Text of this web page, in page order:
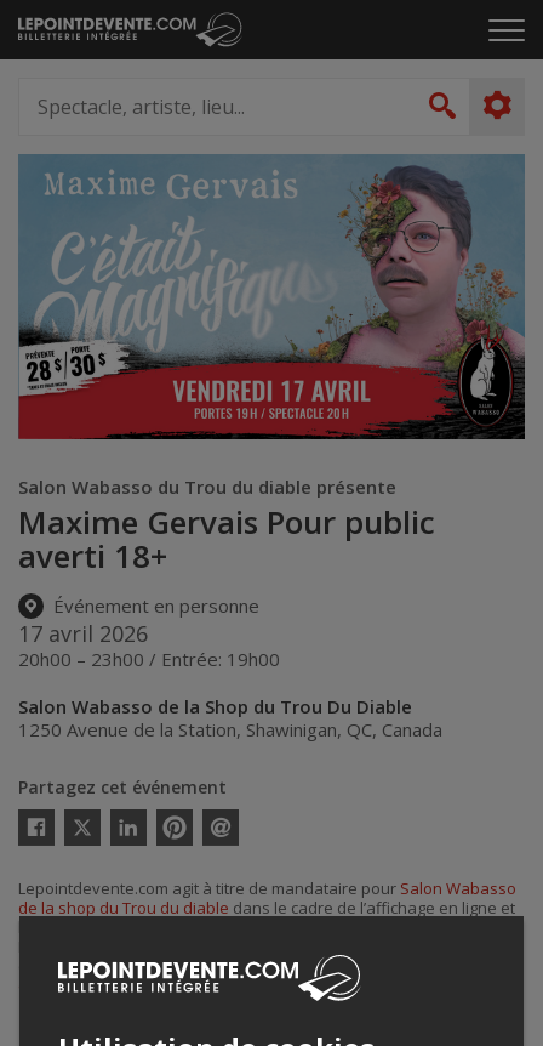
Passer
au
le
artiste,
lieu...
Salon Wabasso du Trou du diable présente
Maxime Gervais Pour public
averti 18+
Événement en personne
17 avril 2026
20h00 – 23h00 / Entrée: 19h00
Salon Wabasso de la Shop du Trou Du Diable
1250 Avenue de la Station, Shawinigan, QC, Canada
Partagez cet événement
Twitter
courriel
Lepointdevente.com agit à titre de mandataire pour Salon Wabasso
de la shop du Trou du diable dans le cadre de l’affichage en ligne et
contacter l’organisateur de l’événement,Salon Wabasso de la shop
du Trou du diable, àeric.lavergne@troududiable.com